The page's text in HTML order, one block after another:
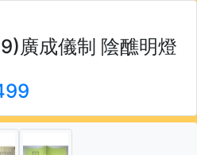
廣成儀制 陰醮明燈